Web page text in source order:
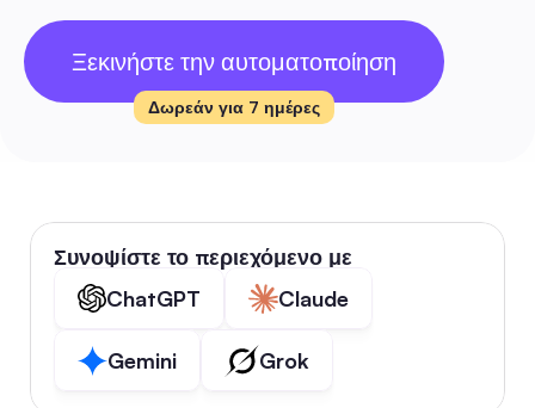
Ξεκινήστε την αυτοματοποίηση
Δωρεάν για 7 ημέρες
Συνοψίστε το περιεχόμενο με
ChatGPT
Claude
Gemini Grok